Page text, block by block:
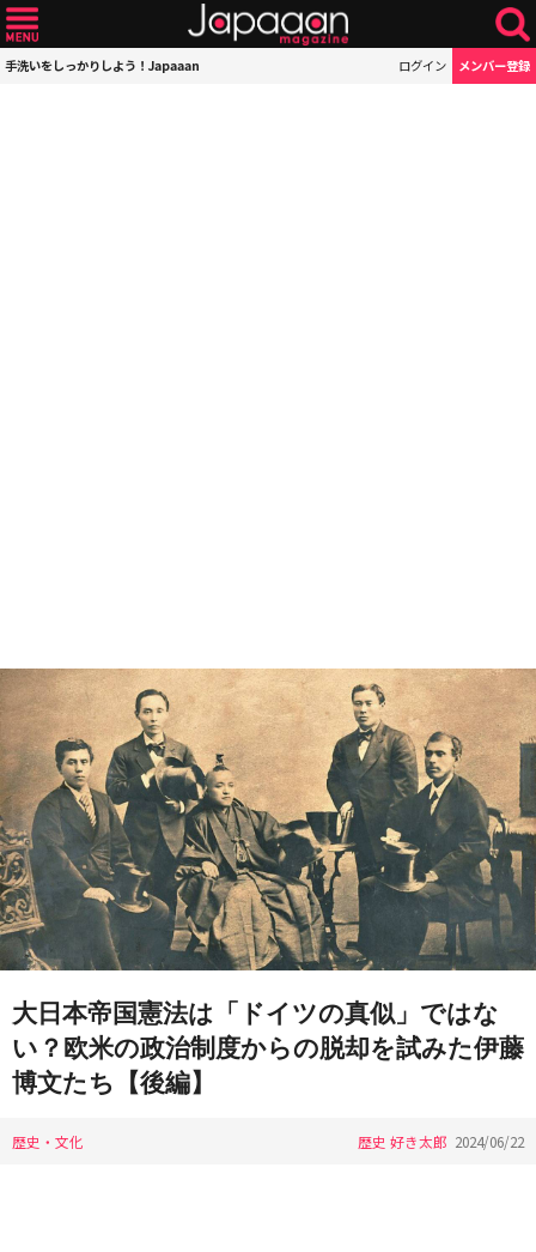
手洗いをしっかりしよう！Japaaan ログイン メンバー登録
大日本帝国憲法は「ドイツの真似」ではな
い？欧米の政治制度からの脱却を試みた伊藤
博文たち【後編】
歴史・文化 歴史 好き太郎 2024/06/22